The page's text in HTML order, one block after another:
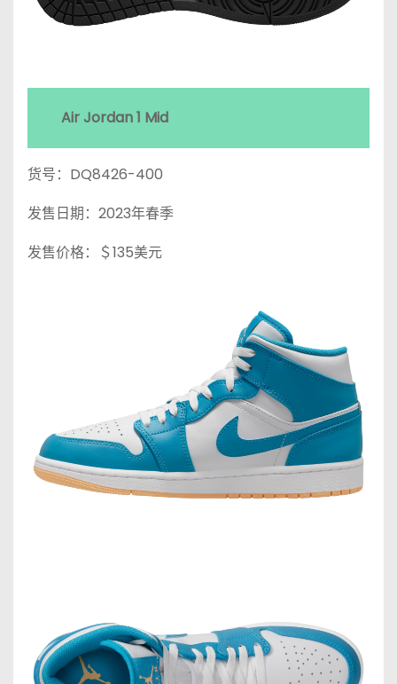
Air Jordan 1 Mid
货号：DQ8426-400
发售日期：2023年春季
发售价格：＄135美元